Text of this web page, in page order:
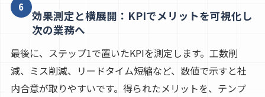
6
効果測定と横展開：KPIでメリットを可視化し
次の業務へ
最後に、ステップ1で置いたKPIを測定します。工数削
減、ミス削減、リードタイム短縮など、数値で示すと社
内合意が取りやすいです。得られたメリットを、テンプ